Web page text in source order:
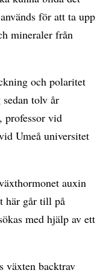
för att ta upp
mineraler från
och polaritet
tolv år
professor vid
Umeå universitet
auxin
här går till på
med hjälp av ett
växten backtrav